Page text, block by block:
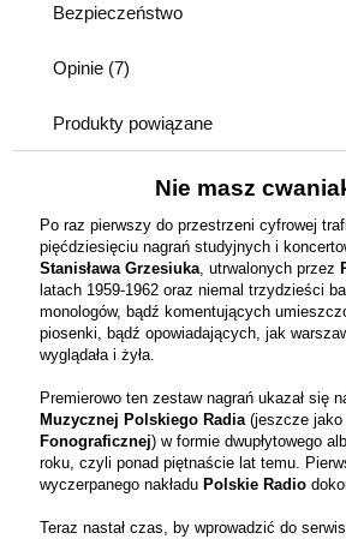
Bezpieczeństwo
Opinie (7)
Produkty powiązane
Nie masz
Po raz pierwszy do przestrzeni cyfrowej
pięćdziesięciu nagrań studyjnych i
Stanisława Grzesiuka, utrwalonych przez
latach 1959-1962 oraz niemal trzydzieści
monologów, bądź komentujących
piosenki, bądź opowiadających, jak
wyglądała i żyła.
Premierowo ten zestaw nagrań ukazał się
Muzycznej Polskiego Radia(jeszcze jako
Fonograficznej) w formie dwupłytowego
roku, czyli ponad piętnaście lat temu.
wyczerpanego nakładu Polskie Radio
Teraz nastał czas, by wprowadzić do